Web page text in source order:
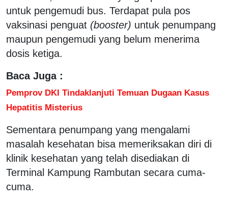
untuk pengemudi bus. Terdapat pula pos
vaksinasi penguat (booster) untuk penumpang
maupun pengemudi yang belum menerima
dosis ketiga.
Baca Juga :
Pemprov DKI Tindaklanjuti Temuan Dugaan Kasus
Hepatitis Misterius
Sementara penumpang yang mengalami
masalah kesehatan bisa memeriksakan diri di
klinik kesehatan yang telah disediakan di
Terminal Kampung Rambutan secara cuma-
cuma.